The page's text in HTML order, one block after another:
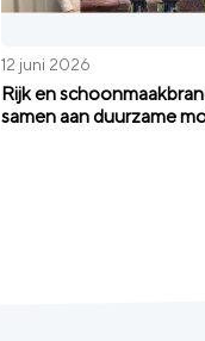
12 juni 2026
Rijk en
samen aan duurzame